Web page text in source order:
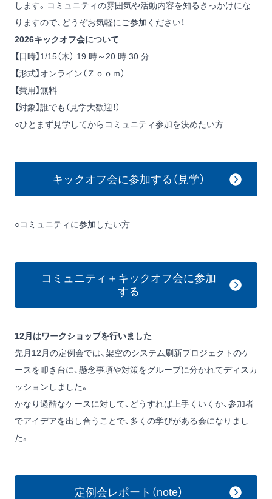
します。コミュニティの雰囲気や活動内容を知るきっかけにな
りますので、どうぞお気軽にご参加ください！
2026キックオフ会について
【日時】1/15（木） 19 時～20 時 30 分
【形式】オンライン（Ｚｏｏｍ）
【費用】無料
【対象】誰でも（見学大歓迎！）
○ひとまず見学してからコミュニティ参加を決めたい方
キックオフ会に参加する（見学）
○コミュニティに参加したい方
コミュニティ＋キックオフ会に参加
する
12月はワークショップを行いました
先月12月の定例会では、架空のシステム刷新プロジェクトのケ
ースを叩き台に、懸念事項や対策をグループに分かれてディスカ
ッションしました。
かなり過酷なケースに対して、どうすれば上手くいくか、参加者
でアイデアを出し合うことで、多くの学びがある会になりまし
た。
定例会レポート（note）